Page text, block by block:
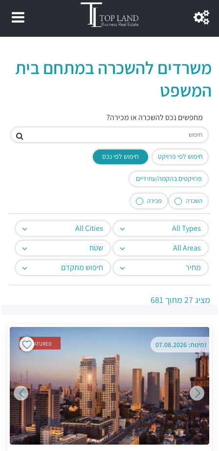
משרדים להשכרה במתחם בית
המשפט
מחפשים נכס להשכרה או מכירה?
חיפוש לפי פרויקט חיפוש לפי נכס
פרויקטים בהקמה/עתידיים
השכרה מכירה
All Types
All Cities
All Areas
שטח
מחיר
חיפוש מתקדם
מציג 27מתוך 681
זמינות: 07.08.2026 FEATURED